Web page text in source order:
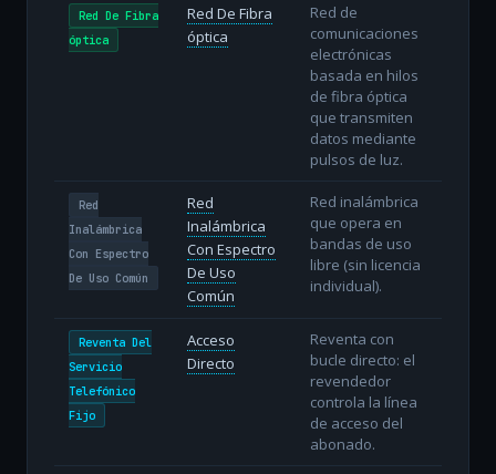
Red De Fibra
óptica
Red De Fibra
óptica
Red de
comunicaciones
electrónicas
basada en hilos
de fibra óptica
que transmiten
datos mediante
pulsos de luz.
Red
Inalámbrica
Con Espectro
De Uso Común
Red
Inalámbrica
Con Espectro
De Uso
Común
Red inalámbrica
que opera en
bandas de uso
libre (sin licencia
individual).
Reventa Del
Servicio
Telefónico
Fijo
Acceso
Directo
Reventa con
bucle directo: el
revendedor
controla la línea
de acceso del
abonado.